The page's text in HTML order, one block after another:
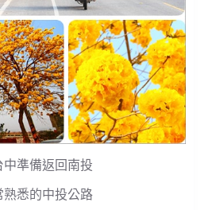
中準備返回南投
熟悉的中投公路